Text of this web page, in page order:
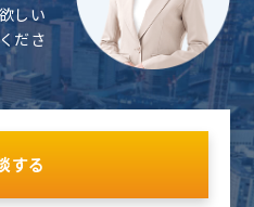
しい
ださ
する